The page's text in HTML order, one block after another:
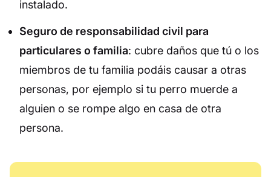
instalado.
Seguro de responsabilidad civil para
particulares o familia: cubre daños que tú o los
miembros de tu familia podáis causar a otras
personas, por ejemplo si tu perro muerde a
alguien o se rompe algo en casa de otra
persona.